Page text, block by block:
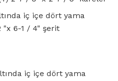
iç içe dört yama
"x 6-1 / 4" şerit
iç içe dört yama